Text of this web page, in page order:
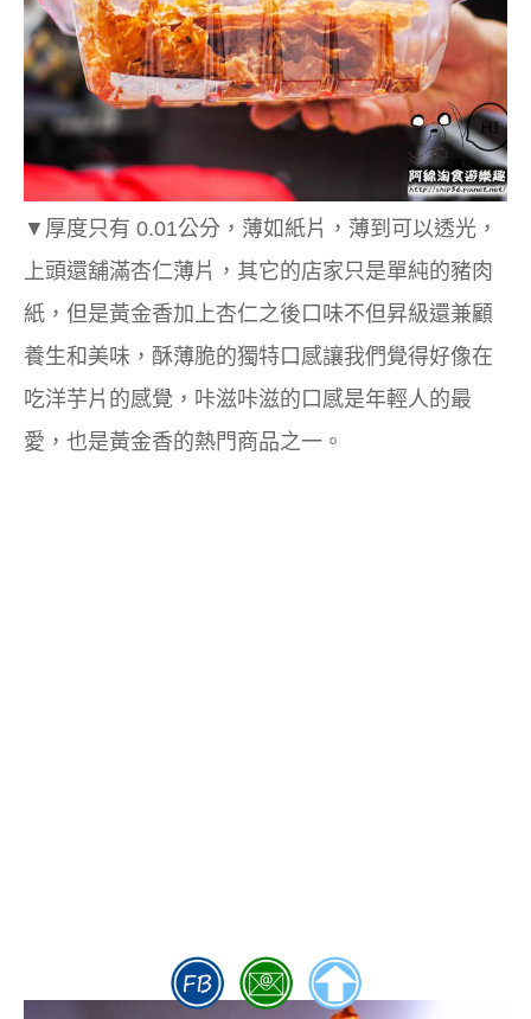
▼厚度只有 0.01公分，薄如紙片，薄到可以透光，
上頭還舖滿杏仁薄片，其它的店家只是單純的豬肉
紙，但是黃金香加上杏仁之後口味不但昇級還兼顧
養生和美味，酥薄脆的獨特口感讓我們覺得好像在
吃洋芋片的感覺，咔滋咔滋的口感是年輕人的最
愛，也是黃金香的熱門商品之一。